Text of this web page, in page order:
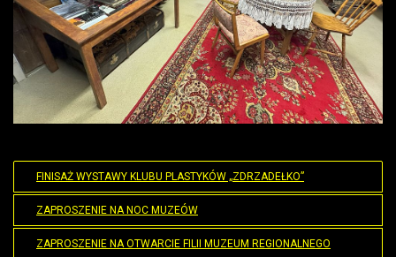
FINISAŻ WYSTAWY KLUBU PLASTYKÓW „ZDRZADEŁKO”
ZAPROSZENIE NA NOC MUZEÓW
ZAPROSZENIE NA OTWARCIE FILII MUZEUM REGIONALNEGO